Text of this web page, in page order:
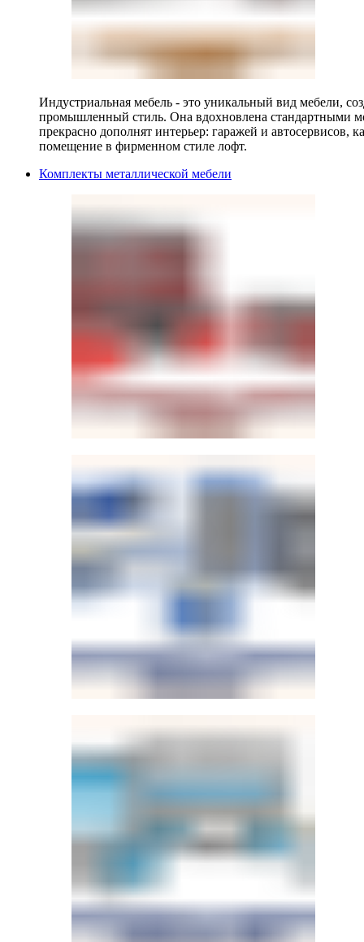
Индустриальная мебель - это уникальный вид мебели,
промышленный стиль. Она вдохновлена стандартными
прекрасно дополнят интерьер: гаражей и автосервисов,
помещение в фирменном стиле лофт.
Комплекты металлической мебели